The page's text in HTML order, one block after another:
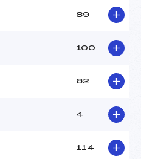
89
100
62
4
114